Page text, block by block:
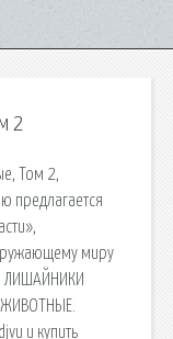
2
Том 2,
предлагается
миру
ЛИШАЙНИКИ
и купить